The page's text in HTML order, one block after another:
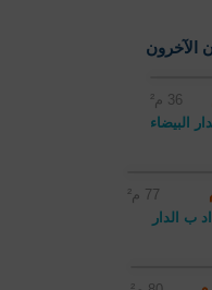
الآخرون
36 م²
البيضاء
77 م²
ب الدار